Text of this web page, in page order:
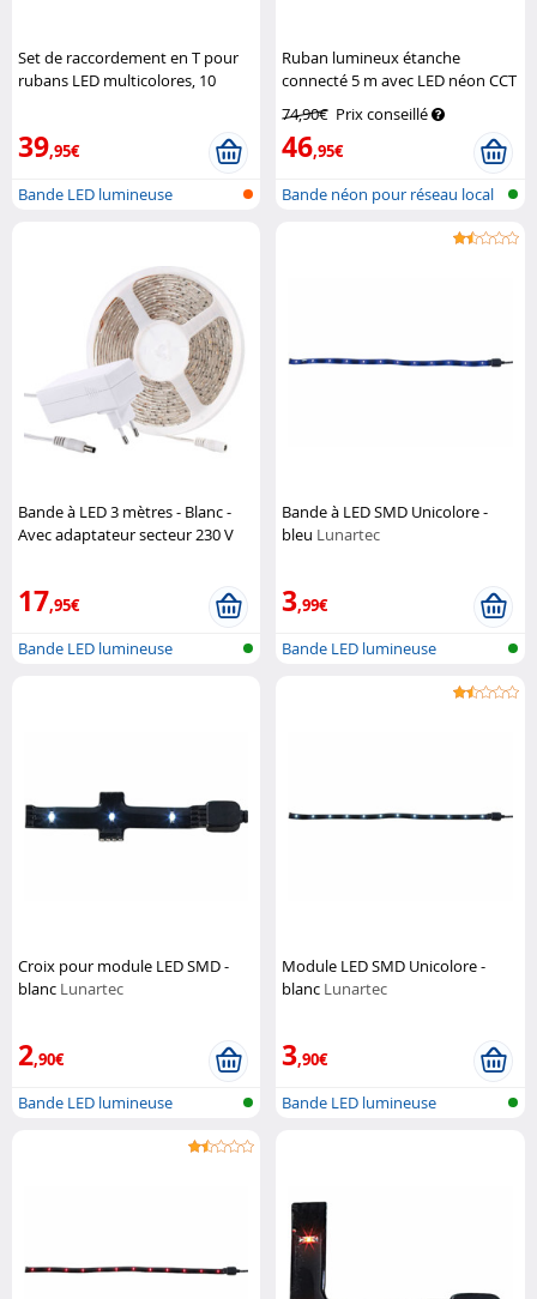
Set de raccordement en T pour
rubans LED multicolores, 10
39,95€
Bande LED lumineuse
Ruban lumineux étanche
connecté 5 m avec LED néon CCT
74,90€ Prix conseillé
46,95€
Bande néon pour réseau local
Bande à LED 3 mètres - Blanc -
Avec adaptateur secteur 230 V
17,95€
Bande LED lumineuse
Bande à LED SMD Unicolore -
bleu Lunartec
3,99€
Bande LED lumineuse
Croix pour module LED SMD -
blanc Lunartec
2,90€
Bande LED lumineuse
Module LED SMD Unicolore -
blanc Lunartec
3,90€
Bande LED lumineuse